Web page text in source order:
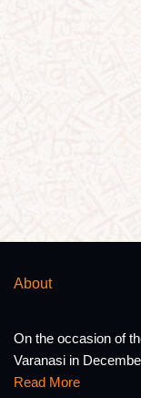
About
On the occasion of
Varanasi in
Read More